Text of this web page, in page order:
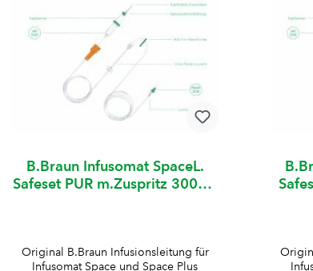
B.Braun Infusomat SpaceL.
Safeset PUR m.Zuspritz 300cm
Original B.Braun Infusionsleitung für
Infusomat Space und Space Plus